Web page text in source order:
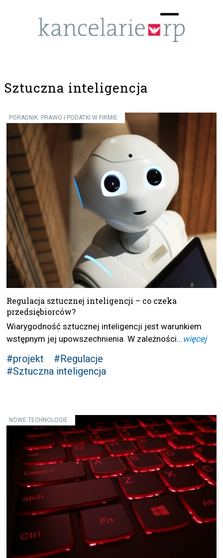
☰
Sztuczna inteligencja
PORADNIK: PRAWO I PODATKI W FIRMIE
Regulacja sztucznej inteligencji – co czeka
przedsiębiorców?
Wiarygodność sztucznej inteligencji jest warunkiem
wstępnym jej upowszechnienia. W zależności... więcej
#projekt
#Regulacje
#Sztuczna inteligencja
NOWE TECHNOLOGIE